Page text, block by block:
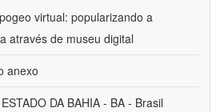
virtual: popularizando a
através de museu digital
anexo
ESTADO DA BAHIA - BA - Brasil